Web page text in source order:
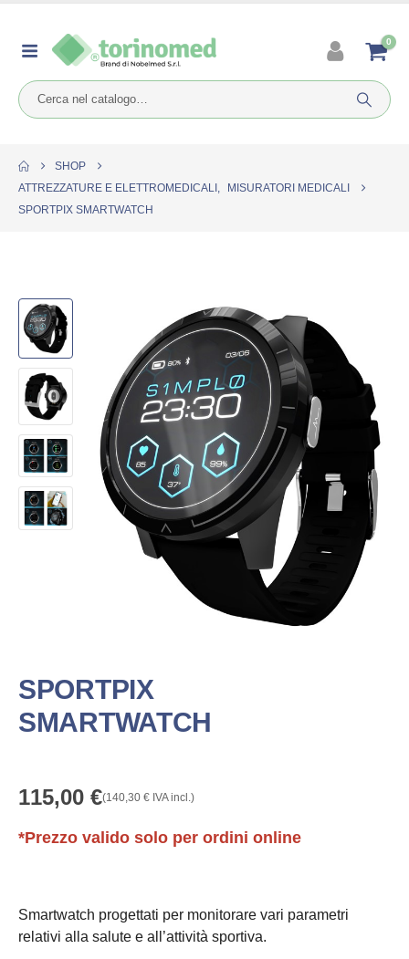
0
SHOP
ATTREZZATURE E ELETTROMEDICALI ,
MISURATORI MEDICALI
SPORTPIX SMARTWATCH
SPORTPIX
SMARTWATCH
115,00 €(140,30 € IVA incl.)
*Prezzo valido solo per ordini online
Smartwatch progettati per monitorare vari parametri
relativi alla salute e all’attività sportiva.